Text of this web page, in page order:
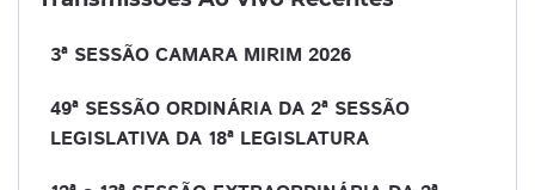
3ª SESSÃO CAMARA MIRIM 2026
49ª SESSÃO ORDINÁRIA DA 2ª SESSÃO
LEGISLATIVA DA 18ª LEGISLATURA